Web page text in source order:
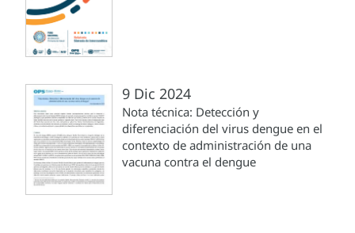
9 Dic 2024
Nota técnica: Detección y
diferenciación del virus dengue en el
contexto de administración de una
vacuna contra el dengue